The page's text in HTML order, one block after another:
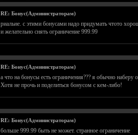
RE: Бонус(Администраторам)
риальне. с этими бонусами надо придумать чтото
и желательно снять ограничение 999.99
RE: Бонус(Администраторам)
а что на бонусы есть ограничения??? я обычно
Хотя не прочь и поделиться бонусом с кем-либо!
RE: Бонус(Администраторам)
больше 999.99 быть не может. странное ограничение